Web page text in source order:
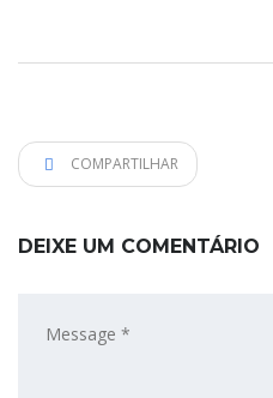
COMPARTILHAR
DEIXE UM COMENTÁRIO